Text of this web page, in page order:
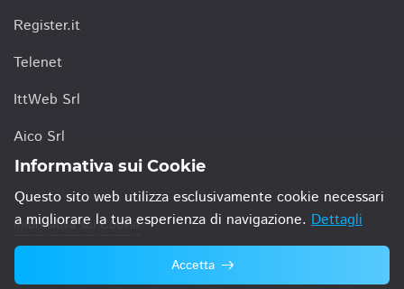
Register.it
Telenet
IttWeb Srl
Aico Srl
Informativa sui Cookie
© 2021 TIM San Marino S.p.A.
Informativa sui Cookie
Questo sito web utilizza esclusivamente cookie necessari
a migliorare la tua esperienza di navigazione. Dettagli
Accetta